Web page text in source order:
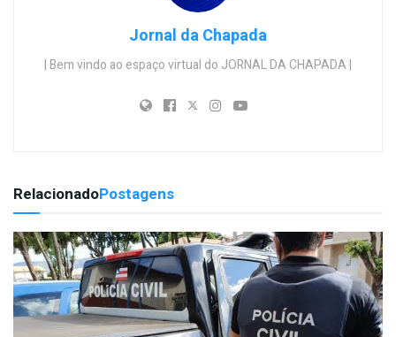
Jornal da Chapada
| Bem vindo ao espaço virtual do JORNAL DA CHAPADA |
RelacionadoPostagens